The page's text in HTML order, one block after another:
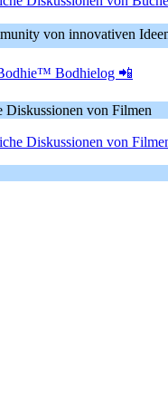
von innovativen
Bodhielog 📲
von Filmen
Diskussionen von